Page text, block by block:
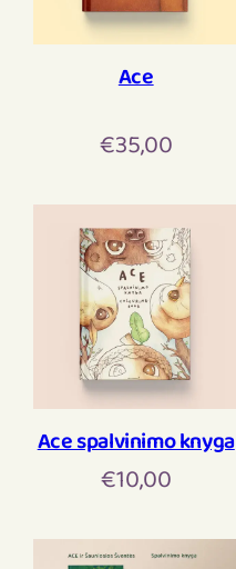
Ace
€35,00
Ace spalvinimo knyga
€10,00